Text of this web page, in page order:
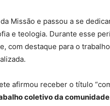
Missão e passou a se
e teologia. Durante esse
com destaque para o
afirmou receber o título
coletivo da comunidade